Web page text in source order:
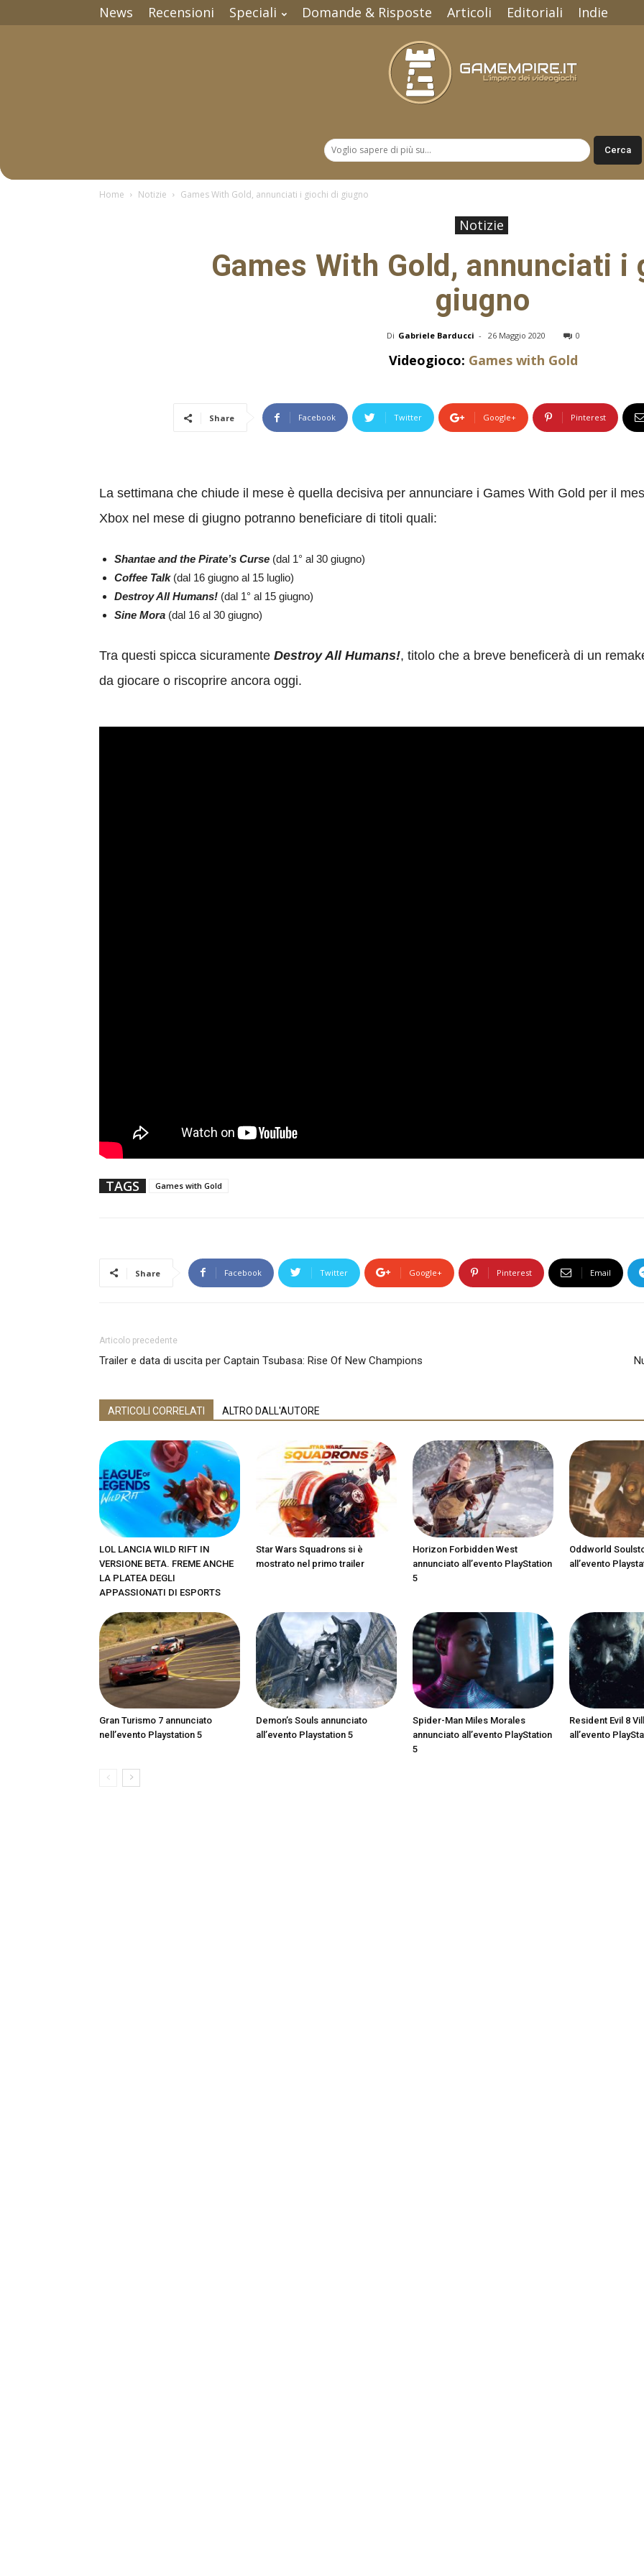
News Recensioni Speciali Domande & Risposte Articoli Editoriali Indie
Home Notizie Games With Gold, annunciati i giochi di giugno
Notizie
Games With Gold, annunciati i
giugno
Di Gabriele Barducci - 26 Maggio 2020 0
Videogioco: Games with Gold
Share Facebook Twitter Google+ Pinterest
La settimana che chiude il mese è quella decisiva per annunciare i Games With Gold per il
Xbox nel mese di giugno potranno beneficiare di titoli quali:
Shantae and the Pirate’s Curse (dal 1° al 30 giugno)
Coffee Talk(dal 16 giugno al 15 luglio)
Destroy All Humans! (dal 1° al 15 giugno)
Sine Mora (dal 16 al 30 giugno)
Tra questi spicca sicuramente Destroy All Humans!, titolo che a breve beneficerà di un
da giocare o riscoprire ancora oggi.
TAGS Games with Gold
Share Facebook Twitter Google+ Pinterest Email
Articolo precedente
Trailer e data di uscita per Captain Tsubasa: Rise Of New Champions
ARTICOLI CORRELATI ALTRO DALL'AUTORE
LOL LANCIA WILD RIFT IN
VERSIONE BETA. FREME ANCHE
LA PLATEA DEGLI
APPASSIONATI DI ESPORTS
Star Wars Squadrons si è
mostrato nel primo trailer
Horizon Forbidden West
annunciato all’evento PlayStation
5
Oddworld
all’evento
Gran Turismo 7 annunciato
nell’evento Playstation 5
Demon’s Souls annunciato
all’evento Playstation 5
Spider-Man Miles Morales
annunciato all’evento PlayStation
5
Resident Evil 8
all’evento